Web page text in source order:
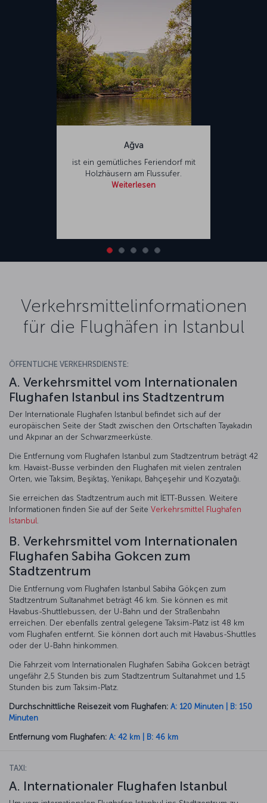
Flughafen der Welt.
B. Flughafen Istanbul-Sabiha Gökçen
Der am 8. Januar 2001 eröffnete Sabiha Gökçen International
Airport (SAW) befindet sich im Stadtteil Pendik auf der asiatischen
Seite von Istanbul. AJet, eine Marke von Turkish Airlines, bietet ihre
Flüge in Istanbul vom internationalen Flughafen Sabiha Gökçen aus
an. Benannt nach Sabiha Gökçen, einer der ersten Pilotinnen von
Türkiye, ist der Flughafen einer der verkehrsreichsten des Landes.
Der Sabiha Gökçen International Airport bietet den Passagieren
eine Vielzahl von gastronomischen Einrichtungen und
Ağva
ist ein gemütliches Feriendorf mit
Holzhäusern am Flussufer.
Weiterlesen
Verkehrsmittelinformationen
für die Flughäfen in Istanbul
ÖFFENTLICHE VERKEHRSDIENSTE:
A. Verkehrsmittel vom Internationalen
Flughafen Istanbul ins Stadtzentrum
Der Internationale Flughafen Istanbul befindet sich auf der
europäischen Seite der Stadt zwischen den Ortschaften Tayakadın
und Akpınar an der Schwarzmeerküste.
Die Entfernung vom Flughafen Istanbul zum Stadtzentrum beträgt 42
km. Havaist-Busse verbinden den Flughafen mit vielen zentralen
Orten, wie Taksim, Beşiktaş, Yenikapı, Bahçeşehir und Kozyatağı.
Sie erreichen das Stadtzentrum auch mit İETT-Bussen. Weitere
Informationen finden Sie auf der Seite Verkehrsmittel Flughafen
Istanbul.
B. Verkehrsmittel vom Internationalen
Flughafen Sabiha Gokcen zum
Stadtzentrum
Die Entfernung vom Flughafen Istanbul Sabiha Gökçen zum
Stadtzentrum Sultanahmet beträgt 46 km. Sie können es mit
Havabus-Shuttlebussen, der U-Bahn und der Straßenbahn
erreichen. Der ebenfalls zentral gelegene Taksim-Platz ist 48 km
vom Flughafen entfernt. Sie können dort auch mit Havabus-Shuttles
oder der U-Bahn hinkommen.
Die Fahrzeit vom Internationalen Flughafen Sabiha Gokcen beträgt
ungefähr 2,5 Stunden bis zum Stadtzentrum Sultanahmet und 1,5
Stunden bis zum Taksim-Platz.
Durchschnittliche Reisezeit vom Flughafen: A: 120 Minuten | B: 150
Minuten
Entfernung vom Flughafen: A: 42 km | B: 46 km
TAXI:
A. Internationaler Flughafen Istanbul